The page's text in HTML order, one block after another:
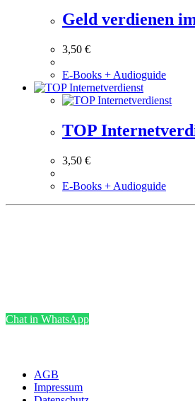
Geld verdienen
3,50 €
E-Books + Audioguide
TOP
3,50 €
E-Books + Audioguide
Chat in WhatsApp
AGB
Impressum